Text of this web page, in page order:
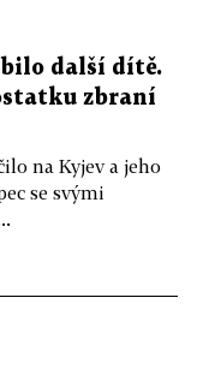
další dítě.
zbraní
na Kyjev a jeho
se svými